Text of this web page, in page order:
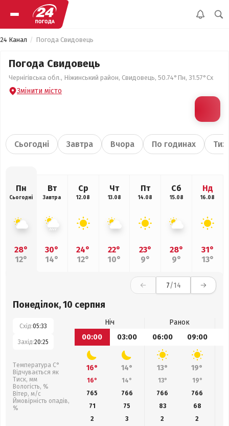
24 Канал Погода Свидовець
Погода Свидовець
Чернігівська обл., Ніжинський район, Свидовець, 50.74°Пн, 31.57°Сх
Змінити місто
Сьогодні Завтра Вчора По годинах
Пн
Сьогодні
28°
12°
Вт
Завтра
30°
14°
Ср
12.08
24°
12°
Чт
13.08
22°
10°
Пт
14.08
23°
9°
Сб
15.08
28°
9°
Нд
16.08
31°
13°
7/14
Понеділок, 10 серпня
Схід:05:33
Захід:20:25
Температура С°
Відчувається як
Тиск, мм
Вологість, %
Вітер, м/с
Ймовірність опадів,
%
Ніч
Ранок
00:00
03:00 06:00 09:00
16° 14° 13° 19°
16° 14° 13° 19°
765
766 766 766
71
75 83 68
2
3 2
2